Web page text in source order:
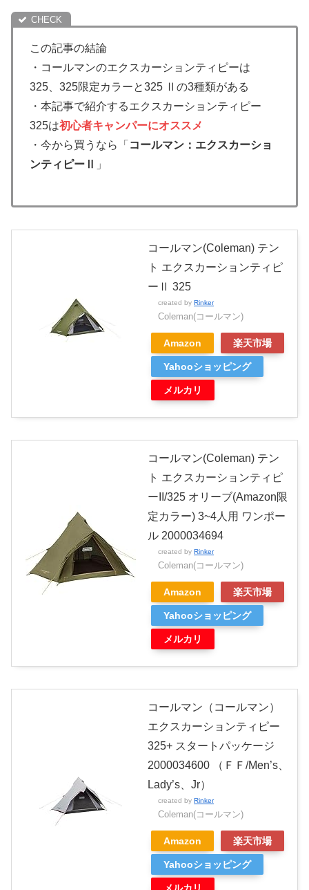
この記事の結論
・コールマンのエクスカーションティピーは
325、325限定カラーと325 Ⅱの3種類がある
・本記事で紹介するエクスカーションティピー
325は初心者キャンパーにオススメ
・今から買うなら「 コールマン：エクスカーショ
ンティピーⅡ
」
コールマン(Coleman) テン
ト エクスカーションティピ
ーⅡ 325
created by Rinker
Coleman(コールマン)
Amazon 楽天市場
Yahooショッピング
メルカリ
コールマン(Coleman) テン
ト エクスカーションティピ
ーII/325 オリーブ(Amazon限
定カラー) 3~4人用 ワンポー
ル 2000034694
created by Rinker
Coleman(コールマン)
Amazon 楽天市場
Yahooショッピング
メルカリ
コールマン（コールマン）
エクスカーションティピー
325+ スタートパッケージ
2000034600 （ＦＦ/Men’s、
Lady’s、Jr）
created by Rinker
Coleman(コールマン)
Amazon 楽天市場
Yahooショッピング
メルカリ